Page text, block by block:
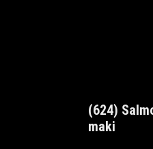
(624)
maki